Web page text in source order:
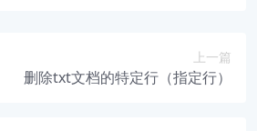
上一篇
删除txt文档的特定行（指定行）